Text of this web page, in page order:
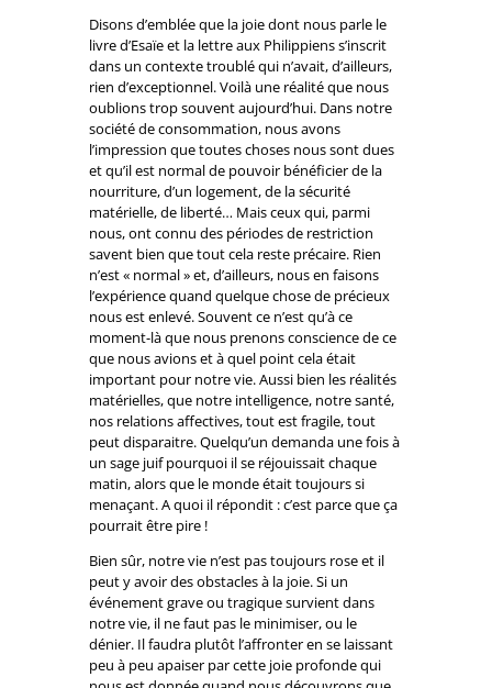
Disons d’emblée que la joie dont nous parle le
livre d’Esaïe et la lettre aux Philippiens s’inscrit
dans un contexte troublé qui n’avait, d’ailleurs,
rien d’exceptionnel. Voilà une réalité que nous
oublions trop souvent aujourd’hui. Dans notre
société de consommation, nous avons
l’impression que toutes choses nous sont dues
et qu’il est normal de pouvoir bénéficier de la
nourriture, d’un logement, de la sécurité
matérielle, de liberté… Mais ceux qui, parmi
nous, ont connu des périodes de restriction
savent bien que tout cela reste précaire. Rien
n’est « normal » et, d’ailleurs, nous en faisons
l’expérience quand quelque chose de précieux
nous est enlevé. Souvent ce n’est qu’à ce
moment-là que nous prenons conscience de ce
que nous avions et à quel point cela était
important pour notre vie. Aussi bien les réalités
matérielles, que notre intelligence, notre santé,
nos relations affectives, tout est fragile, tout
peut disparaitre. Quelqu’un demanda une fois à
un sage juif pourquoi il se réjouissait chaque
matin, alors que le monde était toujours si
menaçant. A quoi il répondit : c’est parce que ça
pourrait être pire !
Bien sûr, notre vie n’est pas toujours rose et il
peut y avoir des obstacles à la joie. Si un
événement grave ou tragique survient dans
notre vie, il ne faut pas le minimiser, ou le
dénier. Il faudra plutôt l’affronter en se laissant
peu à peu apaiser par cette joie profonde qui